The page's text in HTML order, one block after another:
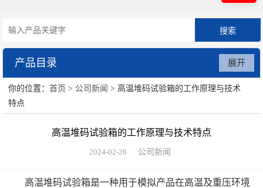
试验箱，气密试验机，试验设备，液压试验
机，跌落试验机
产品目录
高温堆码试验装置
跌落试验设备
展开
你的位置：首页 > 公司新闻 > 高温堆码试验箱的工作原理与技术
特点
高温堆码试验箱的工作原理与技术特点
2024-02-26 公司新闻
高温堆码试验箱是一种用于模拟产品在高温及重压环境